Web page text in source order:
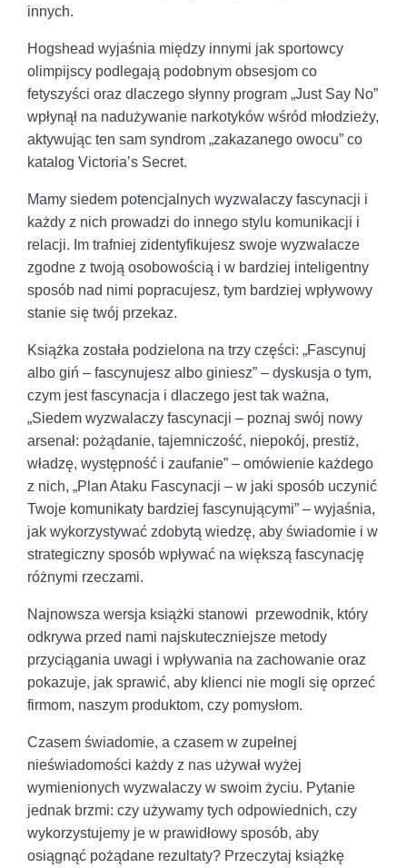
innych.
Hogshead wyjaśnia między innymi jak sportowcy
olimpijscy podlegają podobnym obsesjom co
fetyszyści oraz dlaczego słynny program „Just Say No”
wpłynął na nadużywanie narkotyków wśród młodzieży,
aktywując ten sam syndrom „zakazanego owocu” co
katalog Victoria’s Secret.
Mamy siedem potencjalnych wyzwalaczy fascynacji i
każdy z nich prowadzi do innego stylu komunikacji i
relacji. Im trafniej zidentyfikujesz swoje wyzwalacze
zgodne z twoją osobowością i w bardziej inteligentny
sposób nad nimi popracujesz, tym bardziej wpływowy
stanie się twój przekaz.
Książka została podzielona na trzy części: „Fascynuj
albo giń – fascynujesz albo giniesz” – dyskusja o tym,
czym jest fascynacja i dlaczego jest tak ważna,
„Siedem wyzwalaczy fascynacji – poznaj swój nowy
arsenał: pożądanie, tajemniczość, niepokój, prestiż,
władzę, występność i zaufanie” – omówienie każdego
z nich, „Plan Ataku Fascynacji – w jaki sposób uczynić
Twoje komunikaty bardziej fascynującymi” – wyjaśnia,
jak wykorzystywać zdobytą wiedzę, aby świadomie i w
strategiczny sposób wpływać na większą fascynację
różnymi rzeczami.
Najnowsza wersja książki stanowi przewodnik, który
odkrywa przed nami najskuteczniejsze metody
przyciągania uwagi i wpływania na zachowanie oraz
pokazuje, jak sprawić, aby klienci nie mogli się oprzeć
firmom, naszym produktom, czy pomysłom.
Czasem świadomie, a czasem w zupełnej
nieświadomości każdy z nas używał wyżej
wymienionych wyzwalaczy w swoim życiu. Pytanie
jednak brzmi: czy używamy tych odpowiednich, czy
wykorzystujemy je w prawidłowy sposób, aby
osiągnąć pożądane rezultaty? Przeczytaj książkę